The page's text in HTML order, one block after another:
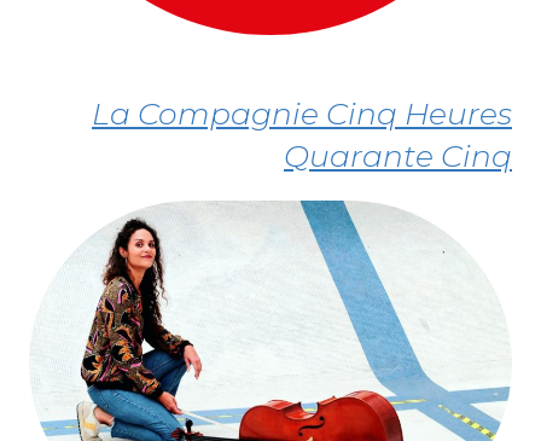
La Compagnie Cinq Heures
Quarante Cinq